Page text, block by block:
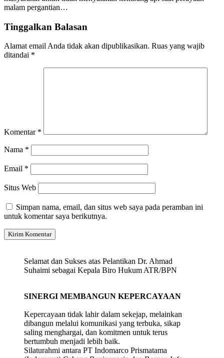
malam pergantian…
Tinggalkan Balasan
Alamat email Anda tidak akan dipublikasikan. Ruas yang wajib
ditandai *
Komentar *
Nama *
Email *
Situs Web
Simpan nama, email, dan situs web saya pada peramban ini
untuk komentar saya berikutnya.
Selamat dan Sukses atas Pelantikan Dr. Ahmad
Suhaimi sebagai Kepala Biro Hukum ATR/BPN
SINERGI MEMBANGUN KEPERCAYAAN
Kepercayaan tidak lahir dalam sekejap, melainkan
dibangun melalui komunikasi yang terbuka, sikap
saling menghargai, dan komitmen untuk terus
bertumbuh menjadi lebih baik.
Silaturahmi antara PT Indomarco Prismatama